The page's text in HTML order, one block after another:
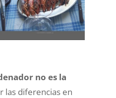
no es la
las diferencias en